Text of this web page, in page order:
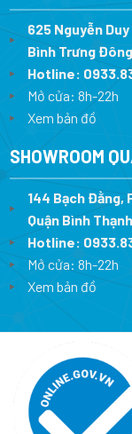
625 Nguyễn Duy
Bình Trưng
Hotline:
Mở cửa: 8h-22h
Xem bản đồ
SHOWROOM
144 Bạch Đằng,
Quận Bình
Hotline:
Mở cửa: 8h-22h
Xem bản đồ